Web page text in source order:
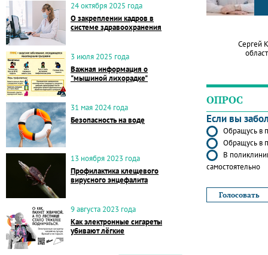
24 октября 2025 года
О закреплении кадров в
системе здравоохранения
3 июля 2025 года
Важная информация о
"мышиной лихорадке"
31 мая 2024 года
Безопасность на воде
13 ноября 2023 года
Профилактика клещевого
вирусного энцефалита
9 августа 2023 года
Как электронные сигареты
убивают лёгкие
Сергей
ОПРОС
Если вы
Обращусь в
Обращусь в
В
самостоятельно